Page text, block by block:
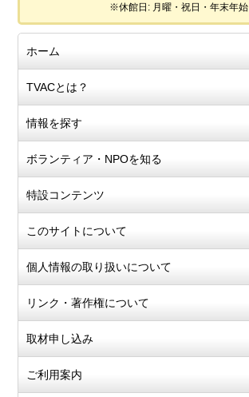
※休館日: 月曜・祝日・年末年始
ホーム
TVACとは？
情報を探す
ボランティア・NPOを知る
特設コンテンツ
このサイトについて
個人情報の取り扱いについて
リンク・著作権について
取材申し込み
ご利用案内